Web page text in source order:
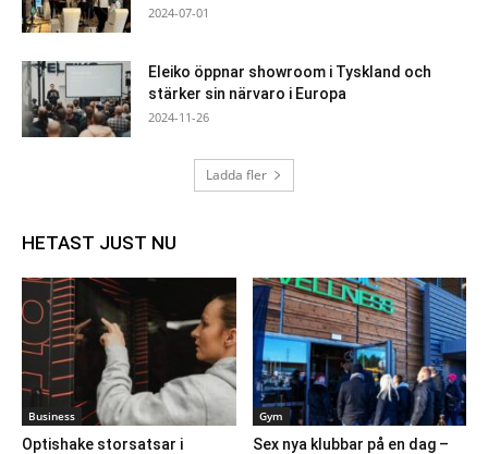
2024-07-01
Eleiko öppnar showroom i Tyskland och
stärker sin närvaro i Europa
2024-11-26
Ladda fler
HETAST JUST NU
Business
Optishake storsatsar i
Gym
Sex nya klubbar på en dag –